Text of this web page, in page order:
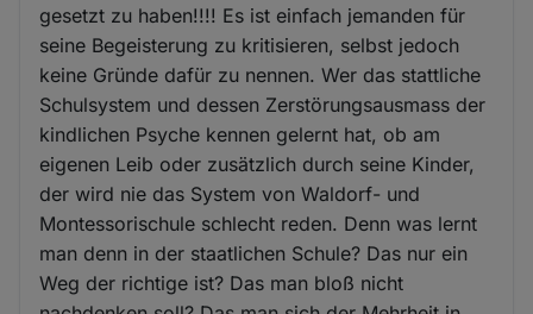
gesetzt zu haben!!!! Es ist einfach jemanden für
seine Begeisterung zu kritisieren, selbst jedoch
keine Gründe dafür zu nennen. Wer das stattliche
Schulsystem und dessen Zerstörungsausmass der
kindlichen Psyche kennen gelernt hat, ob am
eigenen Leib oder zusätzlich durch seine Kinder,
der wird nie das System von Waldorf- und
Montessorischule schlecht reden. Denn was lernt
man denn in der staatlichen Schule? Das nur ein
Weg der richtige ist? Das man bloß nicht